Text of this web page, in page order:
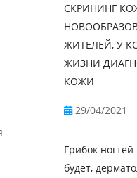
СКРИНИНГ
ЖИТЕЛЕЙ, У
ЖИЗНИ
КОЖИ
29/04/2021
Грибок
будет,